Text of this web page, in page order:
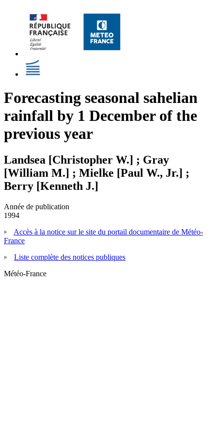
Forecasting seasonal sahelian
rainfall by 1 December of the
previous year
Landsea [Christopher W.] ; Gray
[William M.] ; Mielke [Paul W., Jr.] ;
Berry [Kenneth J.]
Année de publication
1994
Accès à la notice sur le site du portail documentaire de Météo-
France
Liste complète des notices publiques
Météo-France